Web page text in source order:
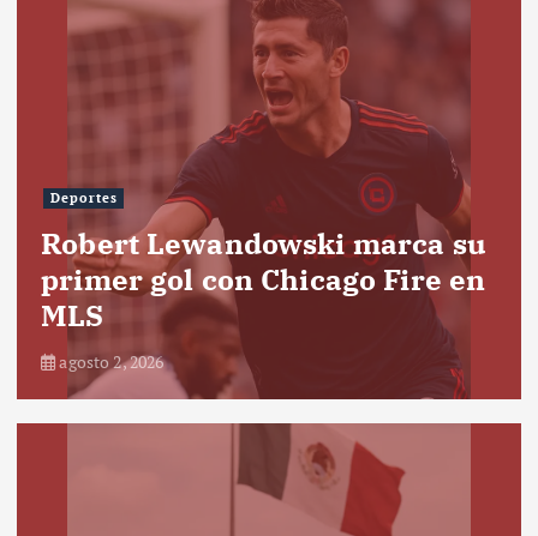
Deportes
Robert Lewandowski marca su
primer gol con Chicago Fire en
MLS
agosto 2, 2026